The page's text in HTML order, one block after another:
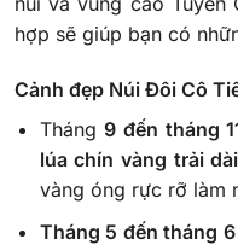
hợp sẽ giúp bạn có
Cảnh đẹp Núi Đôi Cô
Tháng9 đến tháng
lúa chín vàng trải dài
vàng óng rực rỡ làm
Tháng 5 đến tháng 6